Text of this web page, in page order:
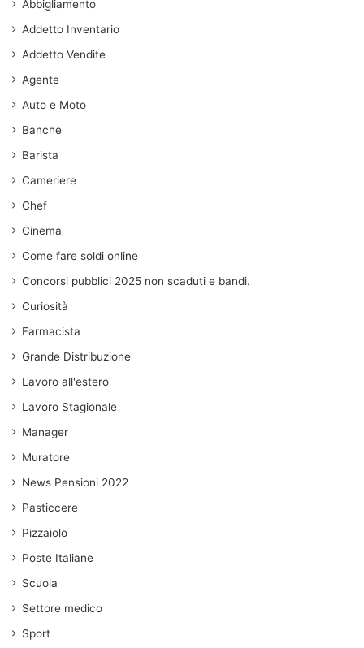
Abbigliamento
Addetto Inventario
Addetto Vendite
Agente
Auto e Moto
Banche
Barista
Cameriere
Chef
Cinema
Come fare soldi online
Concorsi pubblici 2025 non scaduti e bandi.
Curiosità
Farmacista
Grande Distribuzione
Lavoro all'estero
Lavoro Stagionale
Manager
Muratore
News Pensioni 2022
Pasticcere
Pizzaiolo
Poste Italiane
Scuola
Settore medico
Sport